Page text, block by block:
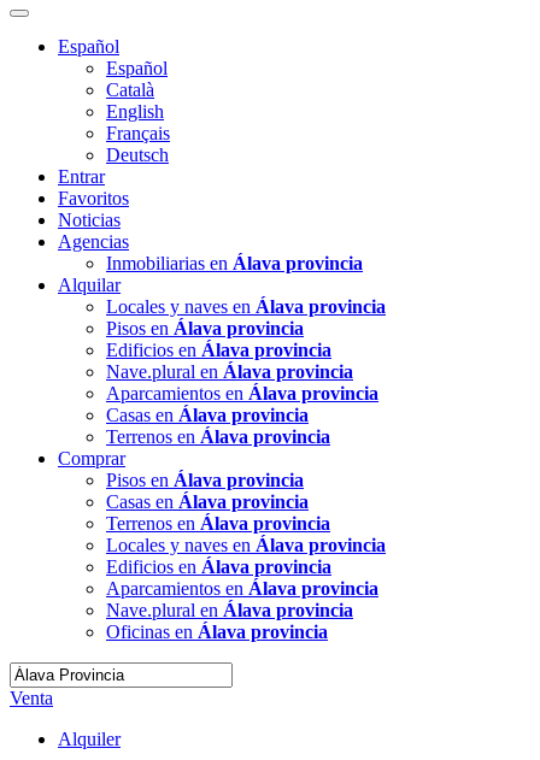
Español
Español
Català
English
Français
Deutsch
Entrar
Favoritos
Noticias
Agencias
Inmobiliarias en Álava provincia
Alquilar
Locales y naves en Álava provincia
Pisos en Álava provincia
Edificios en Álava provincia
Nave.plural en Álava provincia
Aparcamientos en Álava provincia
Casas en Álava provincia
Terrenos en Álava provincia
Comprar
Pisos en Álava provincia
Casas en Álava provincia
Terrenos en Álava provincia
Locales y naves en Álava provincia
Edificios en Álava provincia
Aparcamientos en Álava provincia
Nave.plural en Álava provincia
Oficinas en Álava provincia
Venta
Alquiler